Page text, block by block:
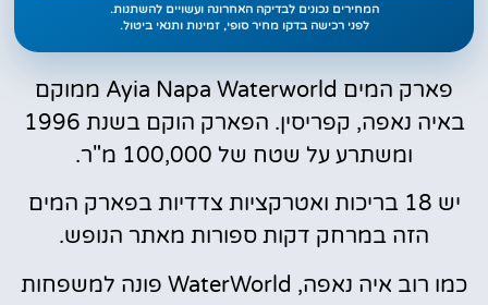
המחירים נכונים לבדיקה האחרונה ועשויים להשתנות.
לפני רכישה בדקו מחיר סופי, זמינות ותנאי ביטול.
פארק המים Ayia Napa Waterworld ממוקם
באיה נאפה, קפריסין. הפארק הוקם בשנת 1996
ומשתרע על שטח של 100,000 מ"ר.
יש 18 בריכות ואטרקציות צדדיות בפארק המים
הזה במרחק דקות ספורות מאתר הנופש.
כמו רוב איה נאפה, WaterWorld פונה למשפחות